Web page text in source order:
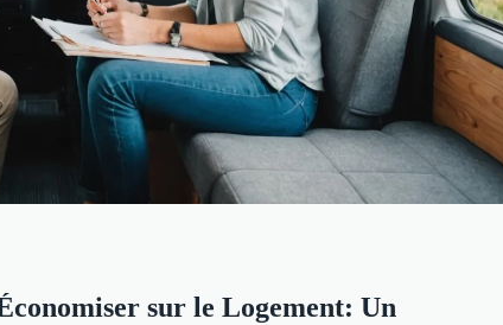
sur le Logement: Un